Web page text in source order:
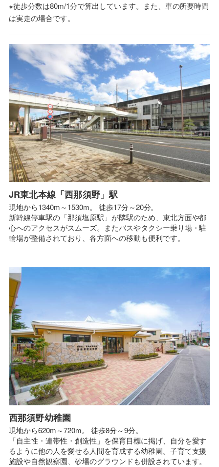
※徒歩分数は80m/1分で算出しています。また、車の所要時間
は実走の場合です。
JR東北本線「西那須野」駅
現地から1340m～1530m。 徒歩17分～20分。
新幹線停車駅の「那須塩原駅」が隣駅のため、東北方面や都
心へのアクセスがスムーズ。またバスやタクシー乗り場・駐
輪場が整備されており、各方面への移動も便利です。
西那須野幼稚園
現地から620m～720m。 徒歩8分～9分。
「自主性・連帯性・創造性」を保育目標に掲げ、自分を愛す
るように他の人を愛せる人間を育成する幼稚園。子育て支援
施設や自然観察園、砂場のグラウンドも併設されています。